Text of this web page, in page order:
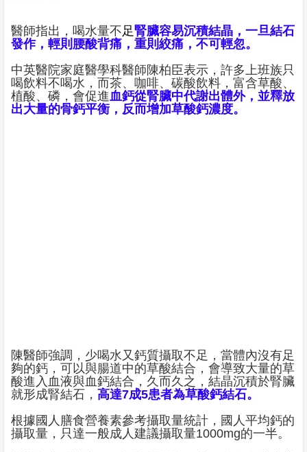
醫師指出，喝水量不足腎臟容易沉積結晶，一旦結石
發作，輕則腰酸背痛，重則絞痛，不可輕忽。
中英醫院家庭醫學科醫師陳柏臣表示，許多上班族只
喝飲料不喝水，而茶、咖啡、碳酸飲料，富含草酸、
植酸、磷，會促進血鈣從腎臟中代謝出體外，並釋放
出大量的骨鈣平衡，反而增加草酸鈣濃度。
陳醫師強調，少喝水又鈣質攝取不足，當體內沒有足
夠的鈣，可以與腸道中的草酸結合，會導致大量的草
酸進入血液與血鈣結合，久而久之，結晶沉積於腎臟
就形成腎結石， 高達7成5患者為草酸鈣結石。
根據國人膳食營養素參考攝取量統計，國人平均鈣的
攝取量，只達一般成人建議攝取量1000mg的一半。